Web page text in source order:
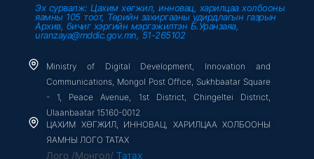
Эх сурвалж: Цахим хөгжил, инновац, харилцаа холбооны
яамны 105 тоот, Төрийн захиргааны удирдлагын газрын
Архив, бичиг хэргийн мэргэжилтэн Б.Уранзаяа,
uranzaya@mddic.gov.mn, 51-265102
Ministry of Digital Development, Innovation and
Communications, Mongol Post Office, Sukhbaatar Square
- 1, Peace Avenue, 1st District, Chingeltei District,
Ulaanbaatar 15160-0012
ЦАХИМ ХӨГЖИЛ, ИННОВАЦ, ХАРИЛЦАА ХОЛБООНЫ
ЯАМНЫ ЛОГО ТАТАХ
Лого /Монгол/ Татах